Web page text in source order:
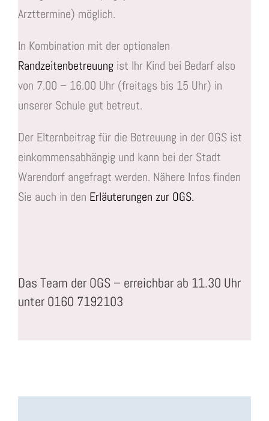
Arzttermine) möglich.
In Kombination mit der optionalen
Randzeitenbetreuung ist Ihr Kind bei Bedarf also
von 7.00 – 16.00 Uhr (freitags bis 15 Uhr) in
unserer Schule gut betreut.
Der Elternbeitrag für die Betreuung in der OGS ist
einkommensabhängig und kann bei der Stadt
Warendorf angefragt werden. Nähere Infos finden
Sie auch in den Erläuterungen zur OGS.
Das Team der OGS – erreichbar ab 11.30 Uhr
unter 0160 7192103